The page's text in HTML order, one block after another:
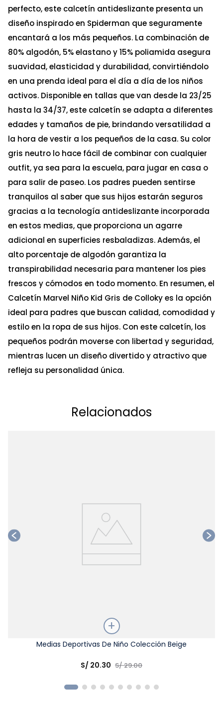
perfecto, este calcetín antideslizante presenta un
diseño inspirado en Spiderman que seguramente
encantará a los más pequeños. La combinación de
80% algodón, 5% elastano y 15% poliamida asegura
suavidad, elasticidad y durabilidad, convirtiéndolo
en una prenda ideal para el día a día de los niños
activos. Disponible en tallas que van desde la 23/25
hasta la 34/37, este calcetín se adapta a diferentes
edades y tamaños de pie, brindando versatilidad a
la hora de vestir a los pequeños de la casa. Su color
gris neutro lo hace fácil de combinar con cualquier
outfit, ya sea para la escuela, para jugar en casa o
para salir de paseo. Los padres pueden sentirse
tranquilos al saber que sus hijos estarán seguros
gracias a la tecnología antideslizante incorporada
en estos medias, que proporciona un agarre
adicional en superficies resbaladizas. Además, el
alto porcentaje de algodón garantiza la
transpirabilidad necesaria para mantener los pies
frescos y cómodos en todo momento. En resumen, el
Calcetín Marvel Niño Kid Gris de Colloky es la opción
ideal para padres que buscan calidad, comodidad y
estilo en la ropa de sus hijos. Con este calcetín, los
pequeños podrán moverse con libertad y seguridad,
mientras lucen un diseño divertido y atractivo que
refleja su personalidad única.
Relacionados
Medias Deportivas De Niño Colección Beige
S/ 20.30 S/29.00